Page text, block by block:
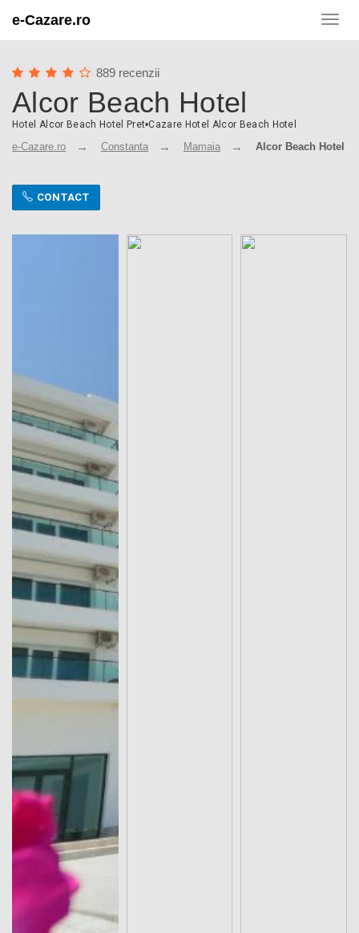
e-Cazare.ro
889 recenzii
Alcor Beach Hotel
Hotel Alcor Beach Hotel Pret•Cazare Hotel Alcor Beach Hotel
e-Cazare.ro Constanta Mamaia Alcor Beach Hotel
CONTACT